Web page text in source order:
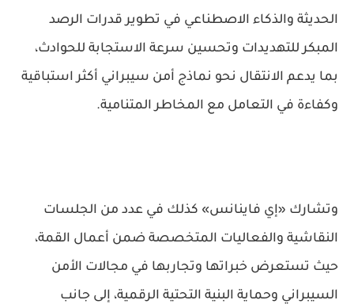
الحديثة والذكاء الاصطناعي في تطوير قدرات الرصد
المبكر للتهديدات وتحسين سرعة الاستجابة للحوادث،
بما يدعم الانتقال نحو نماذج أمن سيبراني أكثر استباقية
وكفاءة في التعامل مع المخاطر المتنامية.
وتشارك «إي فاينانس» كذلك في عدد من الجلسات
النقاشية والفعاليات المتخصصة ضمن أعمال القمة،
حيث تستعرض خبراتها وتجاربها في مجالات الأمن
السيبراني وحماية البنية التحتية الرقمية، إلى جانب